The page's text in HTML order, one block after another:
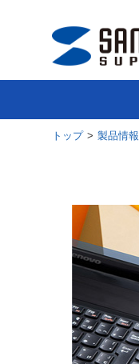
トップ>製品情報